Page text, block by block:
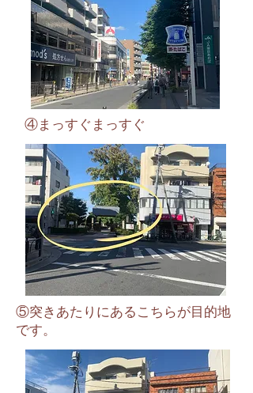
④まっすぐまっすぐ
​⑤突きあたりにあるこちらが目的地
です。